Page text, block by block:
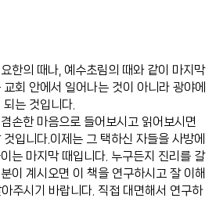
한의 때나, 예수초림의 때와 같이 마지막
교회 안에서 일어나는 것이 아니라 광야에
는 것입니다.
손한 마음으로 들어보시고 읽어보시면
것입니다.이제는 그 택하신 자들을 사방에
는 마지막 때입니다. 누구든지 진리를 갈
이 계시오면 이 책을 연구하시고 잘 이해
주시기 바랍니다. 직접 대면해서 연구하